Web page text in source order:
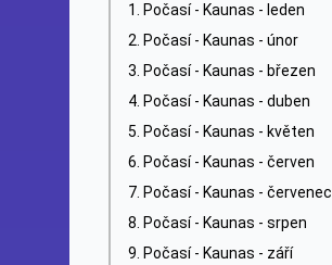
Počasí - Kaunas - leden
Počasí - Kaunas - únor
Počasí - Kaunas - březen
Počasí - Kaunas - duben
Počasí - Kaunas - květen
Počasí - Kaunas - červen
Počasí - Kaunas - červenec
Počasí - Kaunas - srpen
Počasí - Kaunas - září